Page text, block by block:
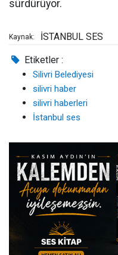
sürdürüyor.
Kaynak: İSTANBUL SES
Etiketler :
Silivri Belediyesi
silivri haber
silivri haberleri
İstanbul ses